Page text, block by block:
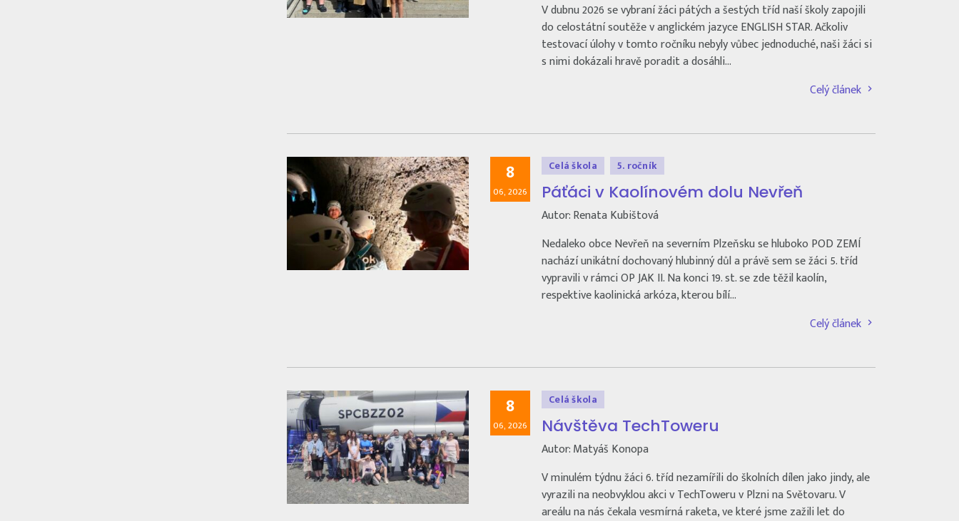
V dubnu 2026 se vybraní žáci pátých a šestých tříd naší školy zapojili
do celostátní soutěže v anglickém jazyce ENGLISH STAR. Ačkoliv
testovací úlohy v tomto ročníku nebyly vůbec jednoduché, naši žáci si
s nimi dokázali hravě poradit a dosáhli…
Celý článek
8
06, 2026
Celá škola 5. ročník
Páťáci v Kaolínovém dolu Nevřeň
Autor: Renata Kubištová
Nedaleko obce Nevřeň na severním Plzeňsku se hluboko POD ZEMÍ
nachází unikátní dochovaný hlubinný důl a právě sem se žáci 5. tříd
vypravili v rámci OP JAK II. Na konci 19. st. se zde těžil kaolín,
respektive kaolinická arkóza, kterou bílí…
Celý článek
8
06, 2026
Celá škola
Návštěva TechToweru
Autor: Matyáš Konopa
V minulém týdnu žáci 6. tříd nezamířili do školních dílen jako jindy, ale
vyrazili na neobvyklou akci v TechToweru v Plzni na Světovaru. V
areálu na nás čekala vesmírná raketa, ve které jsme zažili let do